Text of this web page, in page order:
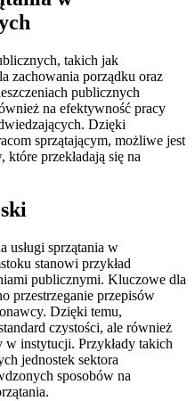
takich jak
zachowania porządku oraz
publicznych
na efektywność pracy
Dzięki
sprzątającym, możliwe jest
przekładają się na
usługi sprzątania w
stanowi przykład
publicznymi. Kluczowe dla
przestrzeganie przepisów
Dzięki temu,
czystości, ale również
w instytucji. Przykłady takich
jednostek sektora
sposobów na